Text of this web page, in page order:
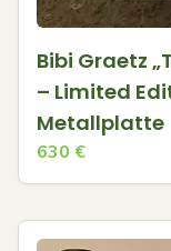
Bibi Graetz
– Limited
Metallplatte
630 €